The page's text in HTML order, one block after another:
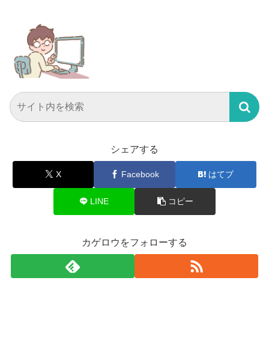
シェアする
X Facebook はてブ
LINE コピー
カゲロウをフォローする